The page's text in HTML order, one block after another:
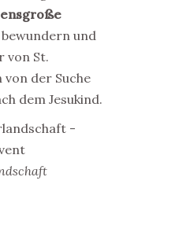
und
von St.
der Suche
dem Jesukind.